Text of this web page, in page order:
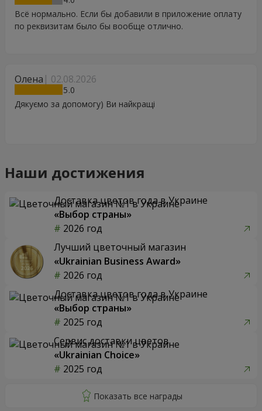
Всё нормально. Если бы добавили в приложение оплату
по реквизитам было бы вообще отлично.
Олена 02.08.2026
5
Дякуємо за допомогу) Ви найкращі
Наши достижения
Доставка цветов года в Украине
«Выбор страны»
2026 год
Лучший цветочный магазин
«Ukrainian Business Award»
2026 год
Доставка цветов года в Украине
«Выбор страны»
2025 год
Сервис доставки цветов
«Ukrainian Choice»
2025 год